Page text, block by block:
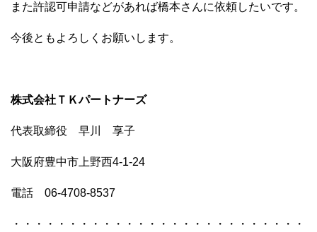
また許認可申請などがあれば橋本さんに依頼したいです。
今後ともよろしくお願いします。
株式会社ＴＫパートナーズ
代表取締役 早川 享子
大阪府豊中市上野西4-1-24
電話 06-4708-8537
・・・・・・・・・・・・・・・・・・・・・・・・・・